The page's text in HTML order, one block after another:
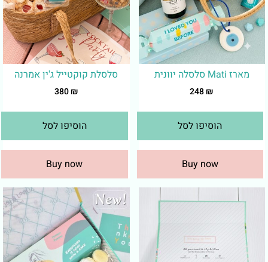
מארז Mati סלסלה יוונית
248₪
הוסיפו לסל
Buy now
סלסלת קוקטייל ג'ין אמרנה
380₪
הוסיפו לסל
Buy now